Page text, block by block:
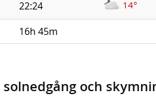
22:24 14°
16h 45m
och